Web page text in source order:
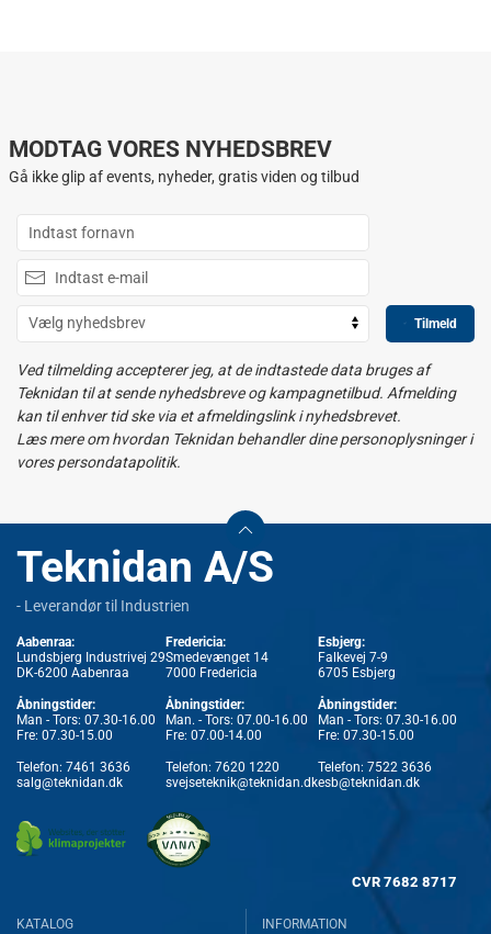
MODTAG VORES NYHEDSBREV
Gå ikke glip af events, nyheder, gratis viden og tilbud
Tilmeld
Ved tilmelding accepterer jeg, at de indtastede data bruges af
Teknidan til at sende nyhedsbreve og kampagnetilbud. Afmelding
kan til enhver tid ske via et afmeldingslink i nyhedsbrevet.
Læs mere om hvordan Teknidan behandler dine personoplysninger i
vores persondatapolitik.
Teknidan A/S
- Leverandør til Industrien
Aabenraa:
Lundsbjerg Industrivej 29
DK-6200 Aabenraa
Åbningstider:
Man - Tors: 07.30-16.00
Fre: 07.30-15.00
Telefon: 7461 3636
salg@teknidan.dk
Fredericia:
Smedevænget 14
7000 Fredericia
Åbningstider:
Man. - Tors: 07.00-16.00
Fre: 07.00-14.00
Telefon: 7620 1220
svejseteknik@teknidan.dk
Esbjerg:
Falkevej 7-9
6705 Esbjerg
Åbningstider:
Man - Tors: 07.30-16.00
Fre: 07.30-15.00
Telefon: 7522 3636
esb@teknidan.dk
CVR 7682 8717
KATALOG INFORMATION